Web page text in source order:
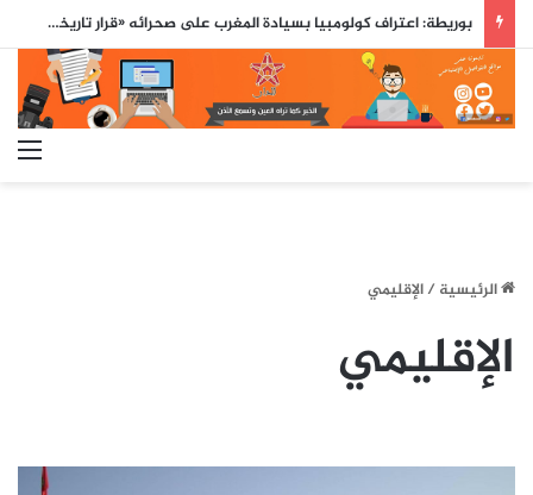
بوريطة: اعتراف كولومبيا بسيادة المغرب على صحرائه «قرار تاريخي»…
الرئيسية/الإقليمي
الإقليمي